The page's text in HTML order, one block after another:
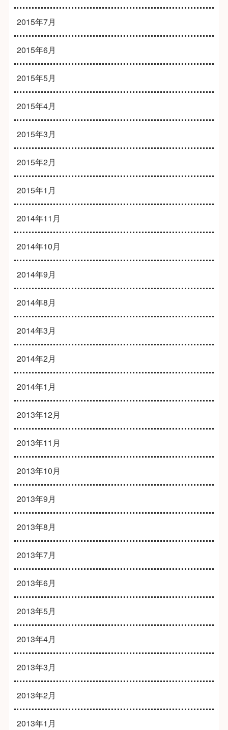
2015年7月
2015年6月
2015年5月
2015年4月
2015年3月
2015年2月
2015年1月
2014年11月
2014年10月
2014年9月
2014年8月
2014年3月
2014年2月
2014年1月
2013年12月
2013年11月
2013年10月
2013年9月
2013年8月
2013年7月
2013年6月
2013年5月
2013年4月
2013年3月
2013年2月
2013年1月